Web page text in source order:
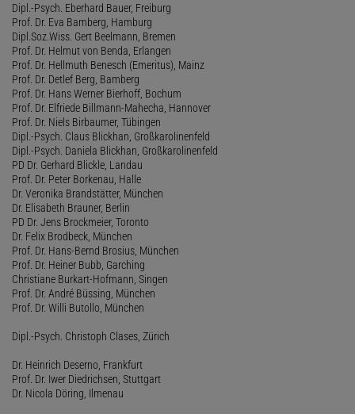
Dipl.-Psych. Eberhard Bauer, Freiburg
Prof. Dr. Eva Bamberg, Hamburg
Dipl.Soz.Wiss. Gert Beelmann, Bremen
Prof. Dr. Helmut von Benda, Erlangen
Prof. Dr. Hellmuth Benesch (Emeritus), Mainz
Prof. Dr. Detlef Berg, Bamberg
Prof. Dr. Hans Werner Bierhoff, Bochum
Prof. Dr. Elfriede Billmann-Mahecha, Hannover
Prof. Dr. Niels Birbaumer, Tübingen
Dipl.-Psych. Claus Blickhan, Großkarolinenfeld
Dipl.-Psych. Daniela Blickhan, Großkarolinenfeld
PD Dr. Gerhard Blickle, Landau
Prof. Dr. Peter Borkenau, Halle
Dr. Veronika Brandstätter, München
Dr. Elisabeth Brauner, Berlin
PD Dr. Jens Brockmeier, Toronto
Dr. Felix Brodbeck, München
Prof. Dr. Hans-Bernd Brosius, München
Prof. Dr. Heiner Bubb, Garching
Christiane Burkart-Hofmann, Singen
Prof. Dr. André Büssing, München
Prof. Dr. Willi Butollo, München
Dipl.-Psych. Christoph Clases, Zürich
Dr. Heinrich Deserno, Frankfurt
Prof. Dr. Iwer Diedrichsen, Stuttgart
Dr. Nicola Döring, Ilmenau